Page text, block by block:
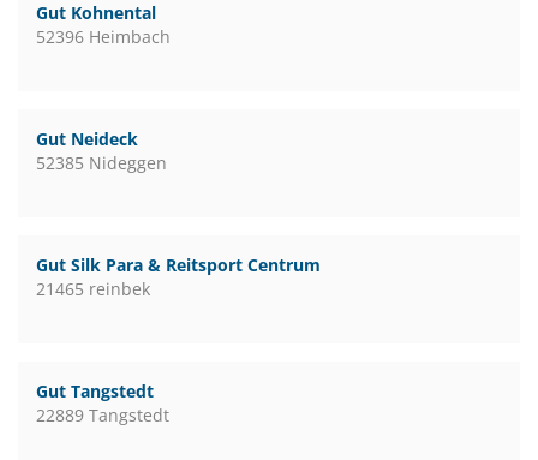
Gut Kohnental
52396 Heimbach
Gut Neideck
52385 Nideggen
Gut Silk Para & Reitsport Centrum
21465 reinbek
Gut Tangstedt
22889 Tangstedt